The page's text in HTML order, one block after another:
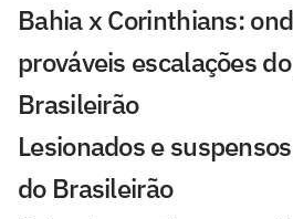
Bahia x Corinthians:
prováveis escalações
Brasileirão
Lesionados e
do Brasileirão